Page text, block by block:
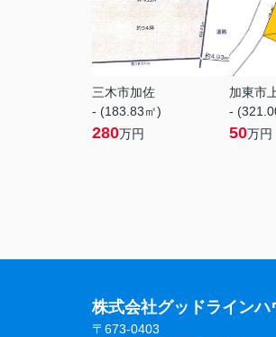
三木市加佐
- (183.83㎡)
280万円
加東市
-
50万円
株式会社グッドライン
〒673-0403